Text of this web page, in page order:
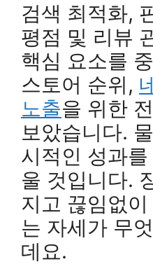
검색 최적화,
평점 및 리뷰
핵심 요소를
스토어 순위,
노출을 위한
보았습니다.
시적인 성과
울 것입니다.
지고 끊임없
는 자세가 무
데요.